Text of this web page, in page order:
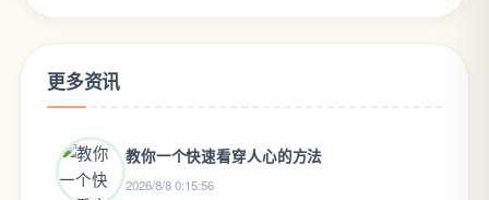
更多资讯
教你一个快速看穿人心的方法
2026/8/8 0:15:56